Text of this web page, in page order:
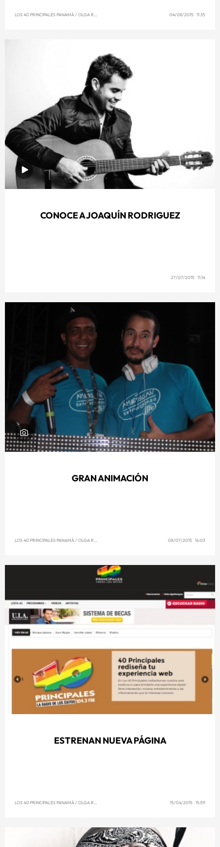
LOS 40 PRINCIPALES PANAMÁ/ OLGA REYNA 04/08/2015 11:35
CONOCE A JOAQUÍN RODRIGUEZ
27/07/2015 11:14
GRAN ANIMACIÓN
LOS 40 PRINCIPALES PANAMÁ/ OLGA REYNA 08/07/2015 16:03
ESTRENAN NUEVA PÁGINA
LOS 40 PRINCIPALES PANAMÁ/ OLGA REYNA 15/04/2015 15:59